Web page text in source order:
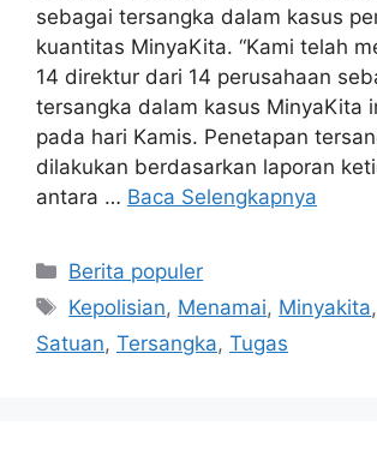
sebagai tersangka dalam kasus
kuantitas MinyaKita. “Kami telah
14 direktur dari 14 perusahaan
tersangka dalam kasus MinyaKita
pada hari Kamis. Penetapan
dilakukan berdasarkan laporan
antara … Baca Selengkapnya
Kategori
Berita populer
Tag
Kepolisian, Menamai, Minyakita,
Satuan, Tersangka, Tugas